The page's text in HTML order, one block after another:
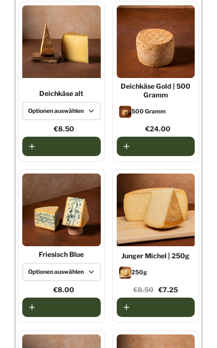
Deichkäse alt
Optionen auswählen
€8.50
Deichkäse Gold | 500
Gramm
500 Gramm
€24.00
Friesisch Blue
Optionen auswählen
250g€8.00
Junger Michel | 250g
250g
€8.50 €7.25